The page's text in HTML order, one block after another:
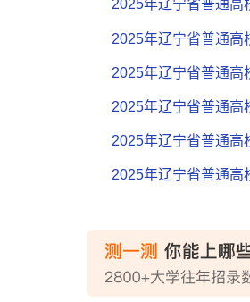
2025年辽宁省普通高
2025年辽宁省普通高
2025年辽宁省普通高
2025年辽宁省普通高
2025年辽宁省普通高
2025年辽宁省普通高